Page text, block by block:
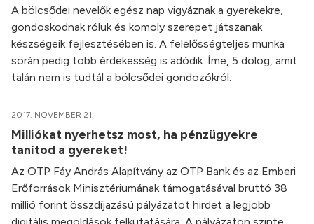
A bölcsődei nevelők egész nap vigyáznak a gyerekekre,
gondoskodnak róluk és komoly szerepet játszanak
készségeik fejlesztésében is. A felelősségteljes munka
során pedig több érdekesség is adódik. Íme, 5 dolog, amit
talán nem is tudtál a bölcsődei gondozókról.
2017. NOVEMBER 21.
Milliókat nyerhetsz most, ha pénzügyekre
tanítod a gyereket!
Az OTP Fáy András Alapítvány az OTP Bank és az Emberi
Erőforrások Minisztériumának támogatásával bruttó 38
millió forint összdíjazású pályázatot hirdet a legjobb